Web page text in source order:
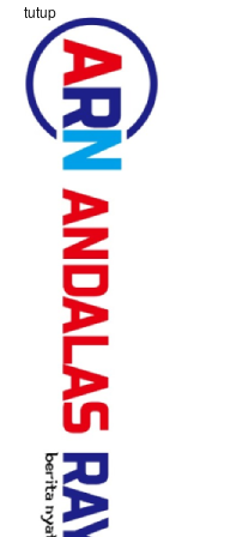
tutup
Anak Yatim di Masjid